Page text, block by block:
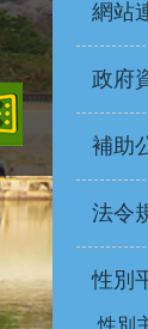
網站
政府
補助
法令
性別
性別